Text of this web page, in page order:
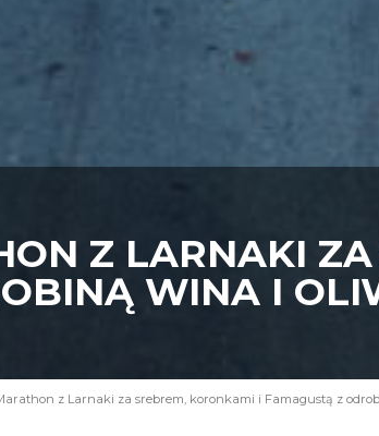
Z LARNAKI
WINA I
z Larnaki za srebrem, koronkami i Famagustą z